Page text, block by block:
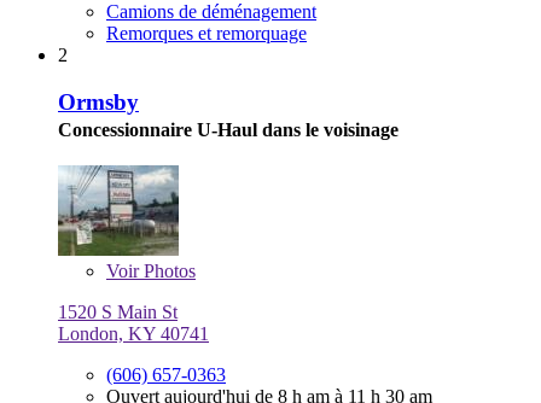
Camions de déménagement
Remorques et remorquage
2
Ormsby
Concessionnaire U-Haul dans le voisinage
VoirPhotos
1520 S Main St
London, KY 40741
(606) 657-0363
Ouvert aujourd'hui de 8 h am à 11 h 30 am